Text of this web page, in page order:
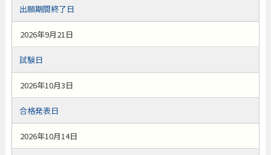
出願期間終了日
2026年9月21日
試験日
2026年10月3日
合格発表日
2026年10月14日